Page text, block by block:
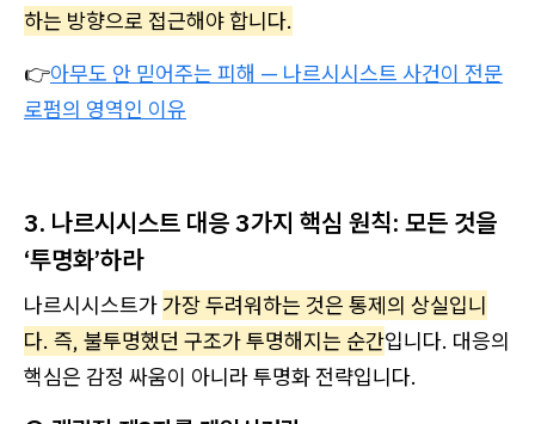
하는 방향으로 접근해야 합니다.
👉아무도 안 믿어주는 피해 — 나르시시스트 사건이 전문
로펌의 영역인 이유
3. 나르시시스트 대응 3가지 핵심 원칙: 모든 것을
‘투명화’하라
나르시시스트가가장 두려워하는 것은 통제의 상실입니
다. 즉, 불투명했던 구조가 투명해지는 순간입니다. 대응의
핵심은 감정 싸움이 아니라 투명화 전략입니다.